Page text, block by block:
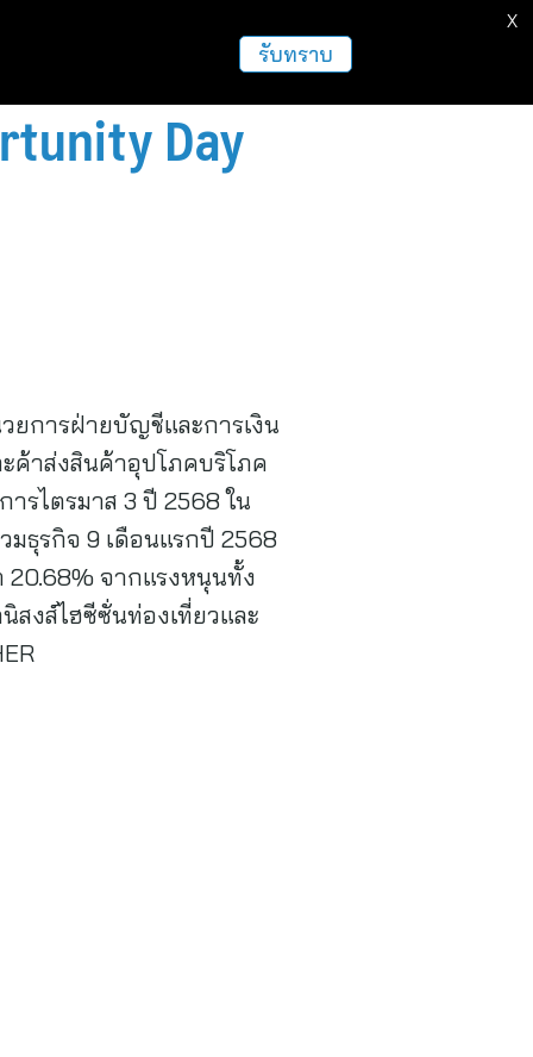
Day
ยการฝ่ายบัญชีและการเงิน
ค้าส่งสินค้าอุปโภคบริโภค
ารไตรมาส 3 ปี 2568 ใน
ธุรกิจ 9 เดือนแรกปี 2568
20.68% จากแรงหนุนทั้ง
สงส์ไฮซีซั่นท่องเที่ยวและ
รับทราบ
X